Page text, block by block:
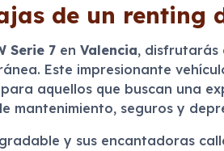
de un renting
Serie 7en Valencia, disfrutarás
Este impresionante
aquellos que buscan una
mantenimiento, seguros y
y sus encantadoras